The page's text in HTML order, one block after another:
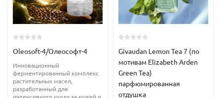
Применение в косметических целях:
Бромелайниспользуется в косметологии в качестве
эксфолианта при создании энзимных пилингов. Позволяет
высоких концентраций фруктовых кислот, однако с меньшим
количеством побочных эффектов за счет более деликатного
воздействия.
увеличивает проницаемость для остальных ингредиентов в
Oleosoft-4/Олеософт-4
Инновационный
ферментированный комплекс
растительных масел,
разработанный для
Givaudan Lemon Tea 7 (по
мотивам Elizabeth Arden
Green Tea)
парфюмированная
отдушка